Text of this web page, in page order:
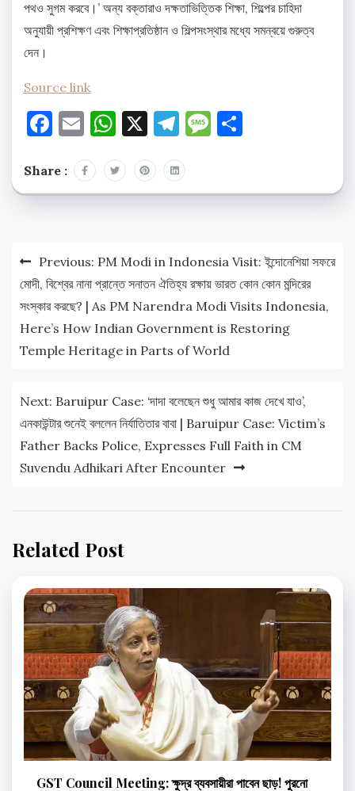
পথও সুগম করবে।’ অন্য বক্তারাও দক্ষতাভিত্তিক শিক্ষা, শিল্পের চাহিদা
অনুযায়ী প্রশিক্ষণ এবং শিক্ষাপ্রতিষ্ঠান ও শিল্পসংস্থার মধ্যে সমন্বয়ে গুরুত্ব
দেন।
Source link
Facebook
EmailWhatsApp
X Telegram
Message
Share :
Post
navigation
Previous: PM Modi in Indonesia Visit: ইন্দোনেশিয়া সফরে
মোদী, বিশ্বের নানা প্রান্তে সনাতন ঐতিহ্য রক্ষায় ভারত কোন কোন মন্দিরের
সংস্কার করছে? | As PM Narendra Modi Visits Indonesia,
Here’s How Indian Government is Restoring
Temple Heritage in Parts of World
Next: Baruipur Case: ‘দাদা বলেছেন শুধু আমার কাজ দেখে যাও’,
এনকাউন্টার শুনেই বললেন নির্যাতিতার বাবা | Baruipur Case: Victim’s
Father Backs Police, Expresses Full Faith in CM
Suvendu Adhikari After Encounter
Related Post
GST Council Meeting: ক্ষুদ্র ব্যবসায়ীরা পাবেন ছাড়! পুরনো